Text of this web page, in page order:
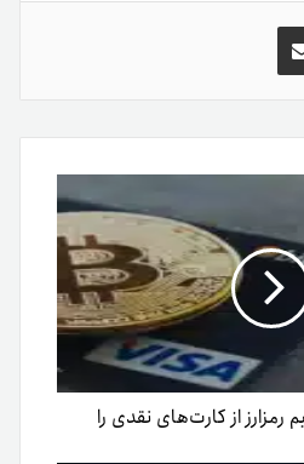
اشتراک
گذاری
ایمیل
رمزارز از کارت‌های نقدی را